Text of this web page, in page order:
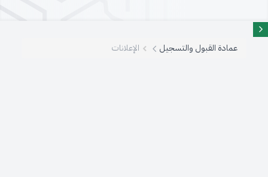
عمادة القبول والتسجيل الإعلانات